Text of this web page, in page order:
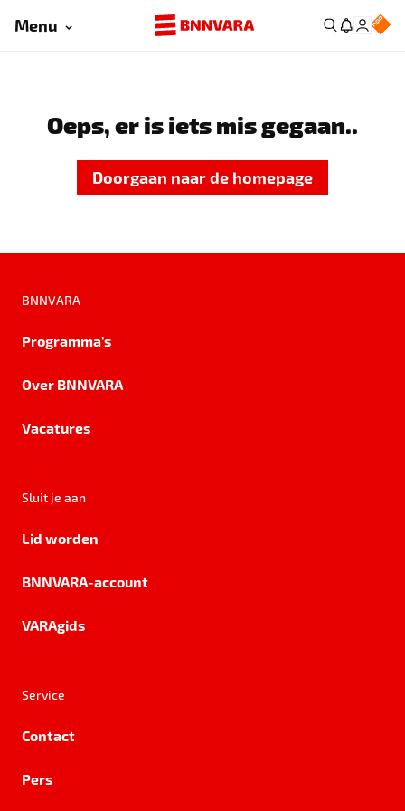
Menu
Oeps, er is iets mis gegaan..
Doorgaan naar de homepage
BNNVARA
Programma's
Over BNNVARA
Vacatures
Sluit je aan
Lid worden
BNNVARA-account
VARAgids
Service
Contact
Pers